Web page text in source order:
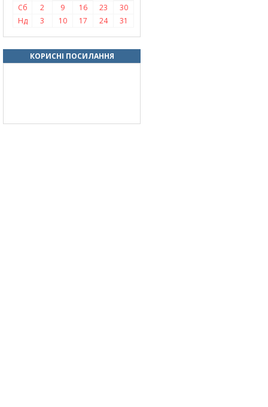
Сб 2 9 16 23
30
Нд
3 10 17 24 31
КОРИСНІ ПОСИЛАННЯ